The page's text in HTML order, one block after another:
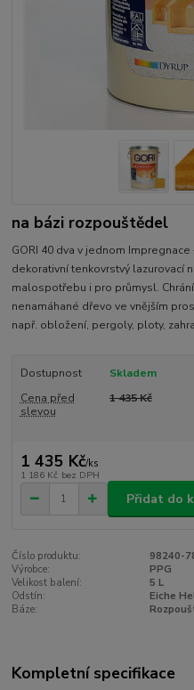
na bázi rozpouštědel
GORI 40 dva v jednom
dekorativní tenkovrstvý lazurovací
malospotřebu i pro průmysl.
nenamáhané dřevo ve vnějším
např. obložení, pergoly, ploty,
Dostupnost
Skladem
Cena před
slevou
1 435 Kč
1 435 Kč/ks
1 186 Kč bez DPH
Přidat do
Číslo produktu:
98240-
Výrobce:
PPG
Velikost balení:
5 L
Odstín:
Eiche
Báze:
Kompletní specifikace